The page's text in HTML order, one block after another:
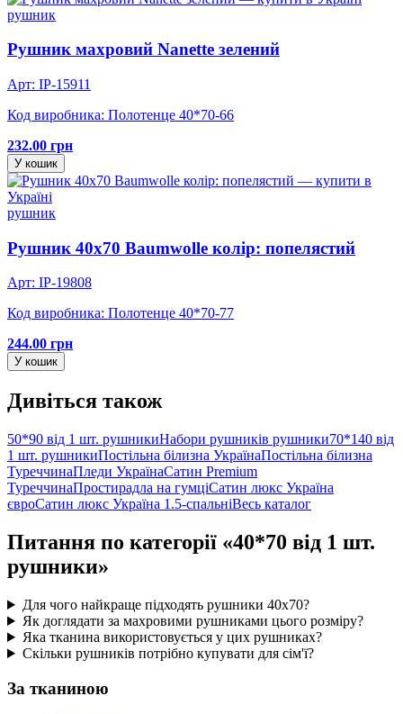
рушник
Рушник махровий Nanette зелений
Арт: IP-15911
Код виробника: Полотенце 40*70-66
232.00 грн
У кошик
рушник
Рушник 40х70 Baumwolle колір: попелястий
Арт: IP-19808
Код виробника: Полотенце 40*70-77
244.00 грн
У кошик
Дивіться також
50*90 від 1 шт. рушникиНабори рушників рушники70*140 від
1 шт. рушникиПостільна білизна УкраїнаПостільна білизна
ТуреччинаПледи УкраїнаСатин Premium
ТуреччинаПростирадла на гумціСатин люкс Україна
євроСатин люкс Україна 1.5-спальніВесь каталог
Питання по категорії «40*70 від 1 шт.
рушники»
Для чого найкраще підходять рушники 40х70?
Як доглядати за махровими рушниками цього розміру?
Яка тканина використовується у цих рушниках?
Скільки рушників потрібно купувати для сім'ї?
За тканиною